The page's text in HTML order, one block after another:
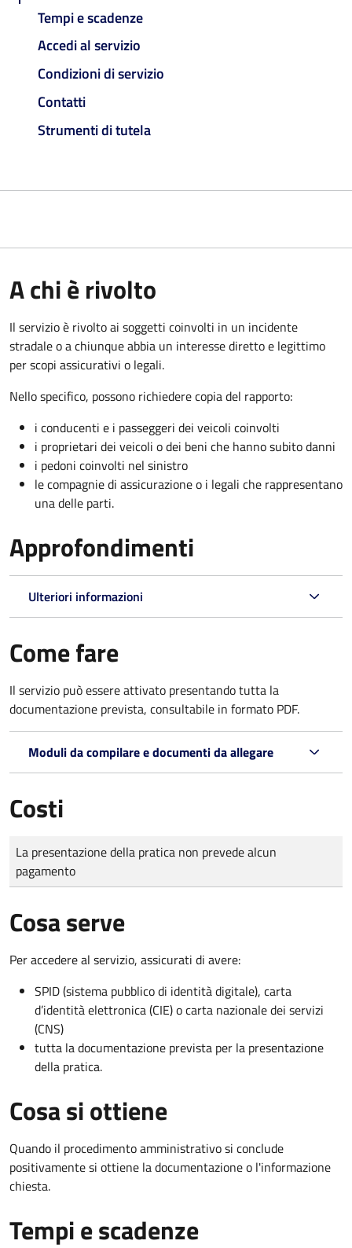
Tempi e scadenze
Accedi al servizio
Condizioni di servizio
Contatti
Strumenti di tutela
A chi è rivolto
Il servizio è rivolto ai soggetti coinvolti in un incidente
stradale o a chiunque abbia un interesse diretto e legittimo
per scopi assicurativi o legali.
Nello specifico, possono richiedere copia del rapporto:
i conducenti e i passeggeri dei veicoli coinvolti
i proprietari dei veicoli o dei beni che hanno subito danni
i pedoni coinvolti nel sinistro
le compagnie di assicurazione o i legali che rappresentano
una delle parti.
Approfondimenti
Ulteriori informazioni
Come fare
Il servizio può essere attivato presentando tutta la
documentazione prevista, consultabile in formato PDF.
Moduli da compilare e documenti da allegare
Costi
Tipo di pagamento
Importo
La presentazione della pratica non prevede alcun
pagamento
Cosa serve
Per accedere al servizio, assicurati di avere:
SPID (sistema pubblico di identità digitale), carta
d’identità elettronica (CIE) o carta nazionale dei servizi
(CNS)
tutta la documentazione prevista per la presentazione
della pratica.
Cosa si ottiene
Quando il procedimento amministrativo si conclude
positivamente si ottiene la documentazione o l'informazione
chiesta.
Tempi e scadenze